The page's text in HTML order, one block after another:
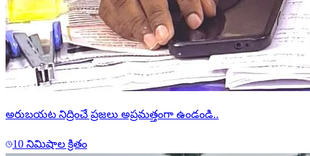
అరుబయట నిద్రించే ప్రజలు అప్రమత్తంగా ఉండండి..
10 నిమిషాల క్రితం